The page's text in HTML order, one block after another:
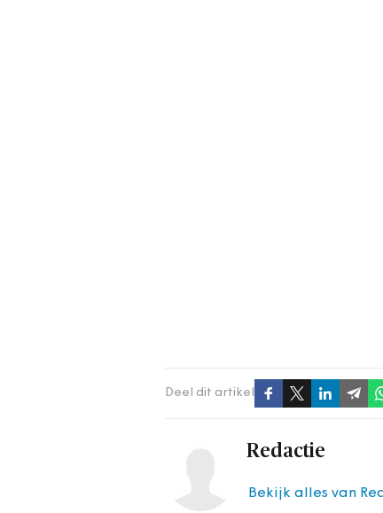
Deel dit artikel
Redactie
Bekijk alles van